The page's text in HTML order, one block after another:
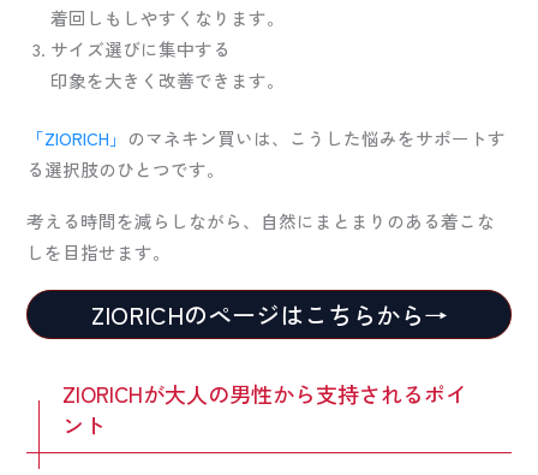
着回しもしやすくなります。
サイズ選びに集中する
印象を大きく改善できます。
「ZIORICH」 のマネキン買いは、こうした悩みをサポートす
る選択肢のひとつです。
考える時間を減らしながら、自然にまとまりのある着こな
しを目指せます。
ZIORICHのページはこちらから→
ZIORICHが大人の男性から支持されるポイ
ント